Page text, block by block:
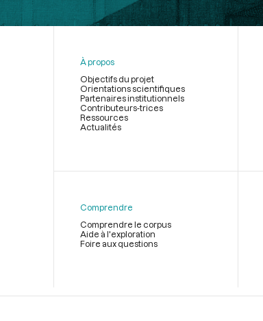
page
À propos
Objectifs du projet
Orientations scientifiques
Partenaires institutionnels
Contributeurs-trices
Ressources
Actualités
Comprendre
Comprendre le corpus
Aide à l'exploration
Foire aux questions